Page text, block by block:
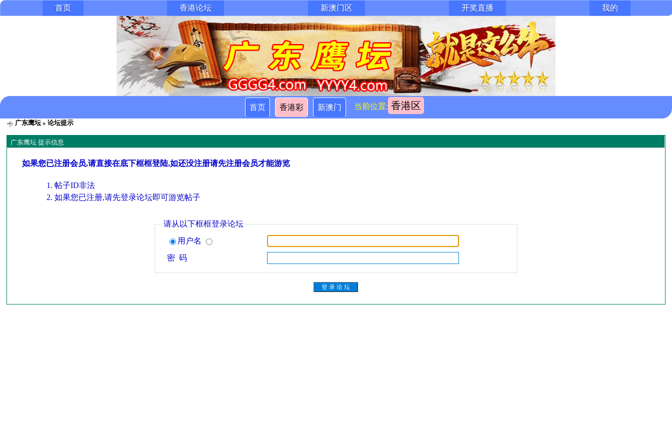
首页 香港论坛 新澳门区 开奖直播 我的
首页 香港彩 新澳门 当前位置: 香港区
广东鹰坛» 论坛提示
广东鹰坛 提示信息
如果您已注册会员,请直接在底下框框登陆,如还没注册请先注册会员才能游览
帖子ID非法
如果您已注册,请先登录论坛即可游览帖子
请从以下框框登录论坛
用户名
密 码